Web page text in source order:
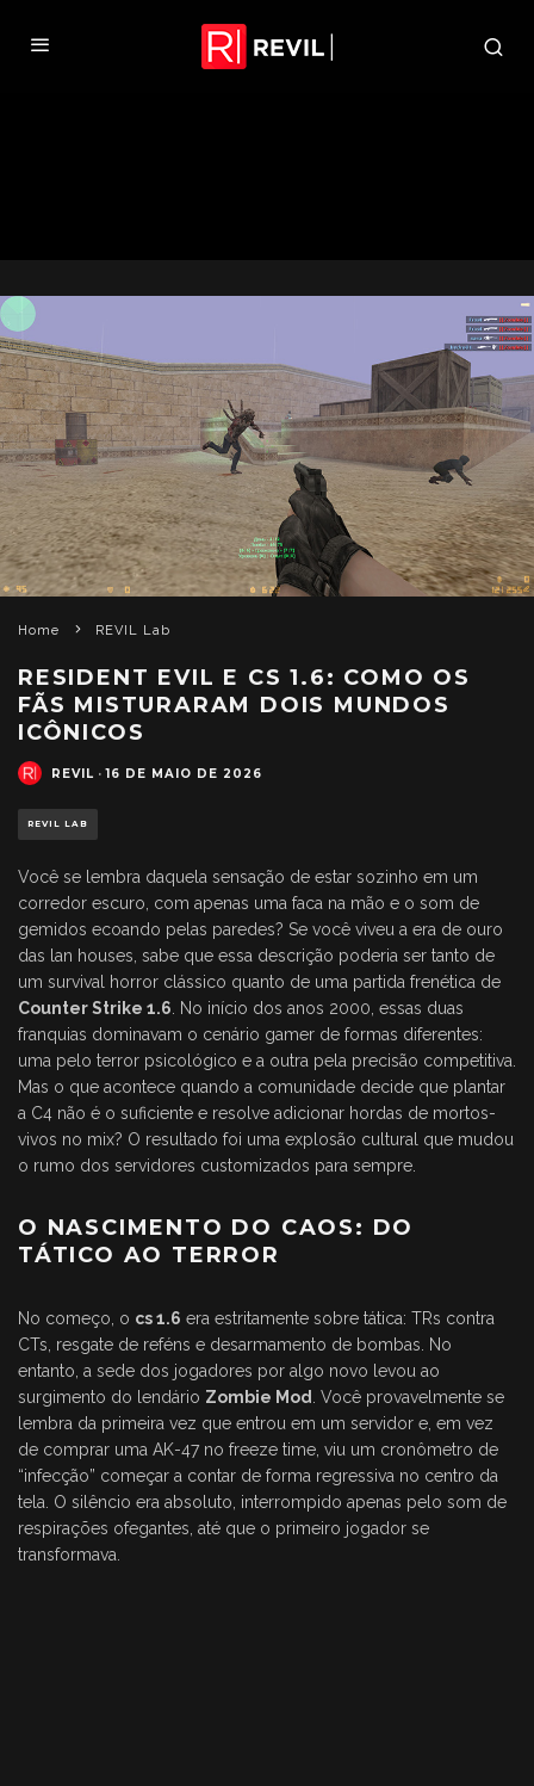
Home REVIL Lab
RESIDENT EVIL E CS 1.6: COMO OS
FÃS MISTURARAM DOIS MUNDOS
ICÔNICOS
REVIL · 16 DE MAIO DE 2026
REVIL LAB
Você se lembra daquela sensação de estar sozinho em um
corredor escuro, com apenas uma faca na mão e o som de
gemidos ecoando pelas paredes? Se você viveu a era de ouro
das lan houses, sabe que essa descrição poderia ser tanto de
um survival horror clássico quanto de uma partida frenética de
Counter Strike 1.6 . No início dos anos 2000, essas duas
franquias dominavam o cenário gamer de formas diferentes:
uma pelo terror psicológico e a outra pela precisão competitiva.
Mas o que acontece quando a comunidade decide que plantar
a C4 não é o suficiente e resolve adicionar hordas de mortos-
vivos no mix? O resultado foi uma explosão cultural que mudou
o rumo dos servidores customizados para sempre.
O NASCIMENTO DO CAOS: DO
TÁTICO AO TERROR
No começo, o cs 1.6 era estritamente sobre tática: TRs contra
CTs, resgate de reféns e desarmamento de bombas. No
entanto, a sede dos jogadores por algo novo levou ao
surgimento do lendário Zombie Mod
. Você provavelmente se
lembra da primeira vez que entrou em um servidor e, em vez
de comprar uma AK-47 no freeze time, viu um cronômetro de
“infecção” começar a contar de forma regressiva no centro da
tela. O silêncio era absoluto, interrompido apenas pelo som de
respirações ofegantes, até que o primeiro jogador se
transformava.